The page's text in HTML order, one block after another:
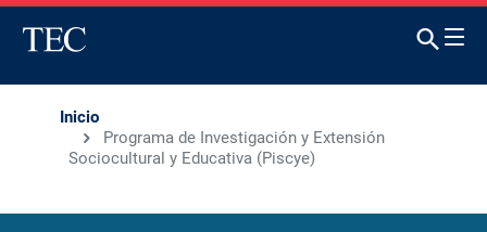
Inicio
Programa de Investigación y Extensión
Sociocultural y Educativa (Piscye)